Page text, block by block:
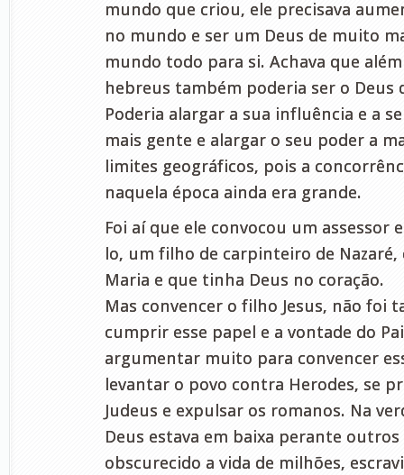
mundo que criou, ele precisava
no mundo e ser um Deus de muito
mundo todo para si. Achava que
hebreus também poderia ser o Deus
Poderia alargar a sua influência e a
mais gente e alargar o seu poder a
limites geográficos, pois a
naquela época ainda era grande.
Foi aí que ele convocou um assessor
lo, um filho de carpinteiro de Nazaré,
Maria e que tinha Deus no coração.
Mas convencer o filho Jesus, não foi
cumprir esse papel e a vontade do
argumentar muito para convencer
levantar o povo contra Herodes, se
Judeus e expulsar os romanos. Na
Deus estava em baixa perante outros
obscurecido a vida de milhões,